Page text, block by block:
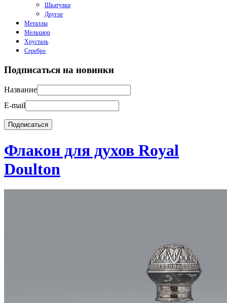
Шкатулки
Другое
Металлы
Мельхиор
Хрусталь
Серебро
Подписаться на новинки
Название
E-mail
Флакон для духов Royal
Doulton